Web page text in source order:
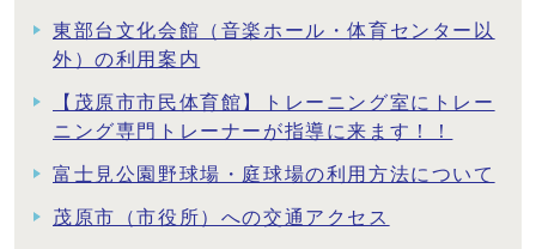
東部台文化会館（音楽ホール・体育センター以
外）の利用案内
【茂原市市民体育館】トレーニング室にトレー
ニング専門トレーナーが指導に来ます！！
富士見公園野球場・庭球場の利用方法について
茂原市（市役所）への交通アクセス